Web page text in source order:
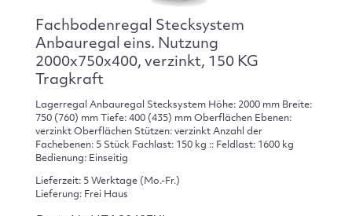
Fachbodenregal Stecksystem
Anbauregal eins. Nutzung
2000x750x400, verzinkt, 150 KG
Tragkraft
Lagerregal Anbauregal Stecksystem Höhe: 2000 mm Breite:
750 (760) mm Tiefe: 400 (435) mm Oberflächen Ebenen:
verzinkt Oberflächen Stützen: verzinkt Anzahl der
Fachebenen: 5 Stück Fachlast: 150 kg :: Feldlast: 1600 kg
Bedienung: Einseitig
Lieferzeit: 5 Werktage (Mo.-Fr.)
Lieferung: Frei Haus